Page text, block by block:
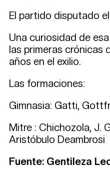
El partido disputado
Una curiosidad de
las primeras crónicas
años en el exilio.
Las formaciones:
Gimnasia: Gatti,
Mitre : Chichozola, J.
Aristóbulo Deambrosi
Fuente: Gentileza